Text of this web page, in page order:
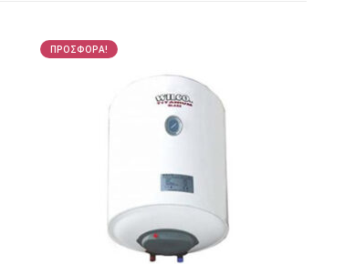
ΠΡΟΣΦΟΡΑ!